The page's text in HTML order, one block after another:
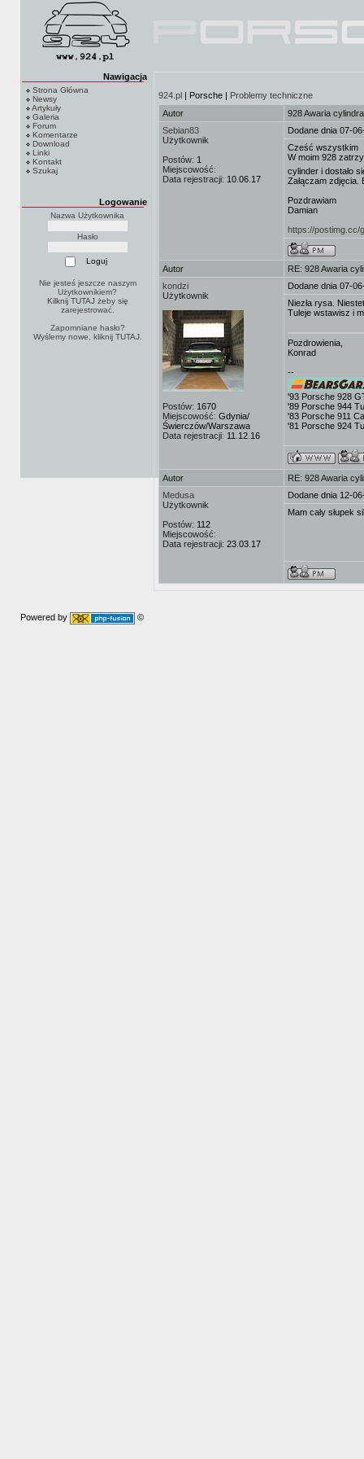
Nawigacja
Strona Główna
Newsy
Artykuły
Galeria
Forum
Komentarze
Download
Linki
Kontakt
Szukaj
Logowanie
Nazwa Użytkownika
Hasło
Nie jesteś jeszcze naszym
Użytkownikiem?
Kilknij TUTAJżeby się
zarejestrować.
Zapomniane hasło?
Wyślemy nowe, kliknij TUTAJ.
924.pl | Porsche | Problemy techniczne
Autor
928 Awaria cylindra
Sebian83
Użytkownik
Postów: 1
Miejscowość:
Data rejestracji: 10.06.17
Dodane dnia 07-
Cześć wszystkim
W moim 928
cylinder i dostało
Załączam zdjęcia.
Pozdrawiam
Damian
https://postimg.cc/
Autor
RE: 928 Awaria
kondzi
Użytkownik
Postów: 1670
Miejscowość: Gdynia/
Świerczów/Warszawa
Data rejestracji: 11.12.16
Dodane dnia 07-
Niezła rysa.
Tuleje wstawisz i
Pozdrowienia,
Konrad
--
'93 Porsche 928
'89 Porsche 944
'83 Porsche 911
'81 Porsche 924
Autor
RE: 928 Awaria
Medusa
Użytkownik
Postów: 112
Miejscowość:
Data rejestracji: 23.03.17
Dodane dnia 12-
Mam cały słupek
Powered by ©